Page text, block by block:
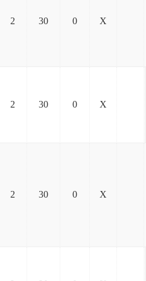
2 30 0 X
2 30 0 X
2 30 0 X